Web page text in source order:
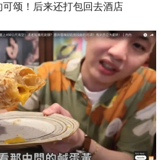
颂！后来还打包回去酒店